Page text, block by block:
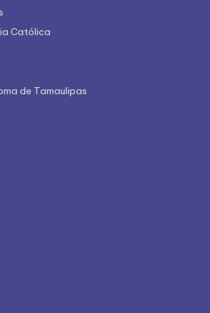
Católica
de Tamaulipas